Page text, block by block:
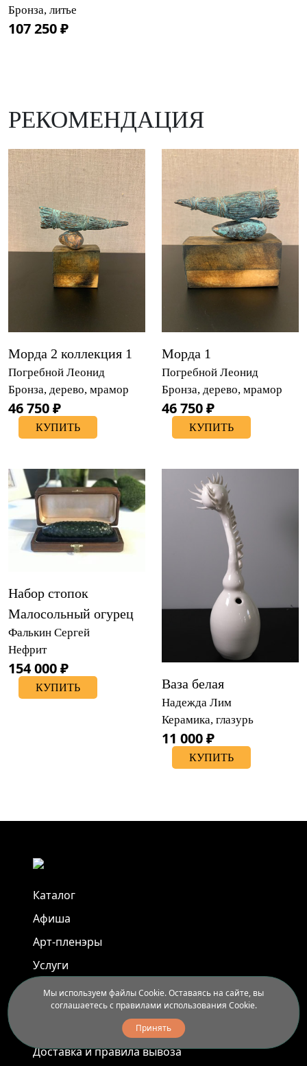
Бронза, литье
107 250 ₽
РЕКОМЕНДАЦИЯ
Морда 2 коллекция 1
Погребной Леонид
Бронза, дерево, мрамор
46 750 ₽
КУПИТЬ
Морда 1
Погребной Леонид
Бронза, дерево, мрамор
46 750 ₽
КУПИТЬ
Набор стопок
Малосольный огурец
Фалькин Сергей
Нефрит
154 000 ₽
КУПИТЬ Ваза белая
Надежда Лим
Керамика, глазурь
11 000 ₽
КУПИТЬ
Каталог
Афиша
Арт-пленэры
Услуги
Новости
Доставка и правила вывоза
Мы используем файлы Cookie. Оставаясь на сайте, вы
соглашаетесь с правилами использования Cookie.
Принять